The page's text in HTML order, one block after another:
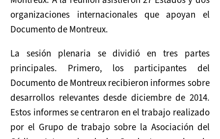
organizaciones internacionales que apoyan el
Documento de Montreux.
La sesión plenaria se dividió en tres partes
principales. Primero, los participantes del
Documento de Montreux recibieron informes sobre
desarrollos relevantes desde diciembre de 2014.
Estos informes se centraron en el trabajo realizado
por el Grupo de trabajo sobre la Asociación del